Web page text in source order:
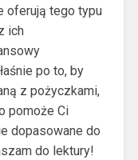
oferują tego typu
ich
po to, by
z pożyczkami,
pomoże Ci
dopasowane do
do lektury!